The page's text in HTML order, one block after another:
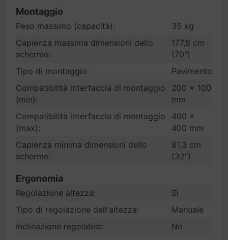
Montaggio
Peso massimo (capacità):
35 kg
Capienza massima dimensioni dello
schermo:
177,8 cm
(70")
Tipo di montaggio:
Pavimento
Compatibilità interfaccia di montaggio
(min):
200 x 100
mm
Compatibilità interfaccia di montaggio
(max):
400 x
400 mm
Capienza minima dimensioni dello
schermo:
81,3 cm
(32")
Ergonomia
Regolazione altezza:
Sì
Tipo di regolazione dell'altezza:
Manuale
Inclinazione regolabile:
No